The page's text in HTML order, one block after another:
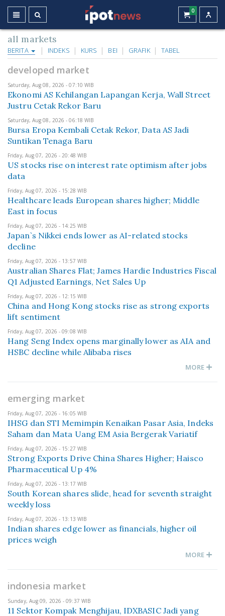
0
all markets
BERITA INDEKS KURS BEI GRAFIK TABEL
developed market
Saturday, Aug 08, 2026 - 07:10 WIB
Ekonomi AS Kehilangan Lapangan Kerja, Wall Street
Justru Cetak Rekor Baru
Saturday, Aug 08, 2026 - 06:18 WIB
Bursa Eropa Kembali Cetak Rekor, Data AS Jadi
Suntikan Tenaga Baru
Friday, Aug 07, 2026 - 20:48 WIB
US stocks rise on interest rate optimism after jobs
data
Friday, Aug 07, 2026 - 15:28 WIB
Healthcare leads European shares higher; Middle
East in focus
Friday, Aug 07, 2026 - 14:25 WIB
Japan`s Nikkei ends lower as AI-related stocks
decline
Friday, Aug 07, 2026 - 13:57 WIB
Australian Shares Flat; James Hardie Industries Fiscal
Q1 Adjusted Earnings, Net Sales Up
Friday, Aug 07, 2026 - 12:15 WIB
China and Hong Kong stocks rise as strong exports
lift sentiment
Friday, Aug 07, 2026 - 09:08 WIB
Hang Seng Index opens marginally lower as AIA and
HSBC decline while Alibaba rises
MORE
emerging market
Friday, Aug 07, 2026 - 16:05 WIB
IHSG dan STI Memimpin Kenaikan Pasar Asia, Indeks
Saham dan Mata Uang EM Asia Bergerak Variatif
Friday, Aug 07, 2026 - 15:27 WIB
Strong Exports Drive China Shares Higher; Haisco
Pharmaceutical Up 4%
Friday, Aug 07, 2026 - 13:17 WIB
South Korean shares slide, head for seventh straight
weekly loss
Friday, Aug 07, 2026 - 13:13 WIB
Indian shares edge lower as financials, higher oil
prices weigh
MORE
indonesia market
Sunday, Aug 09, 2026 - 09:37 WIB
11 Sektor Kompak Menghijau, IDXBASIC Jadi yang